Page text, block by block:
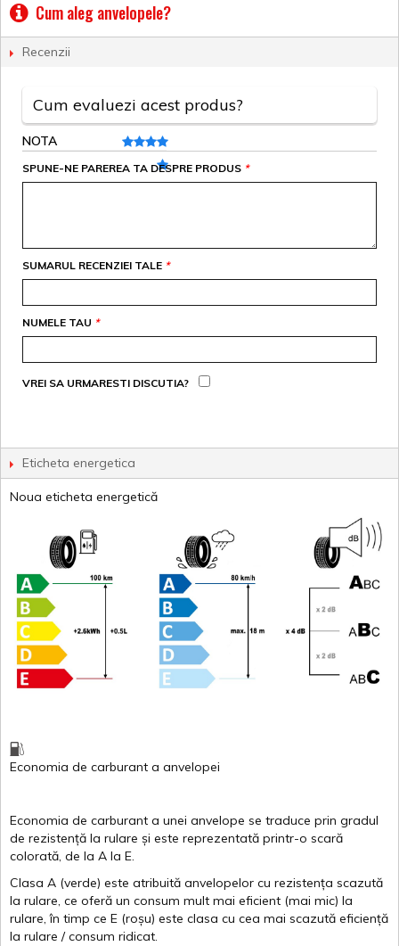
Cum aleg anvelopele?
Recenzii
Cum evaluezi acest produs?
NOTA
*
SPUNE-NE PAREREA TA DESPRE PRODUS
*
SUMARUL RECENZIEI TALE
*
NUMELE TAU
VREI SA URMARESTI DISCUTIA?
Eticheta energetica
Noua eticheta energetică
Economia de carburant a anvelopei
Economia de carburant a unei anvelope se traduce prin gradul
de rezistență la rulare și este reprezentată printr-o scară
colorată, de la A la E.
Clasa A (verde) este atribuită anvelopelor cu rezistența scazută
la rulare, ce oferă un consum mult mai eficient (mai mic) la
rulare,în timp ce E (roșu) este clasa cu cea mai scazută eficiență
la rulare /consum ridicat.